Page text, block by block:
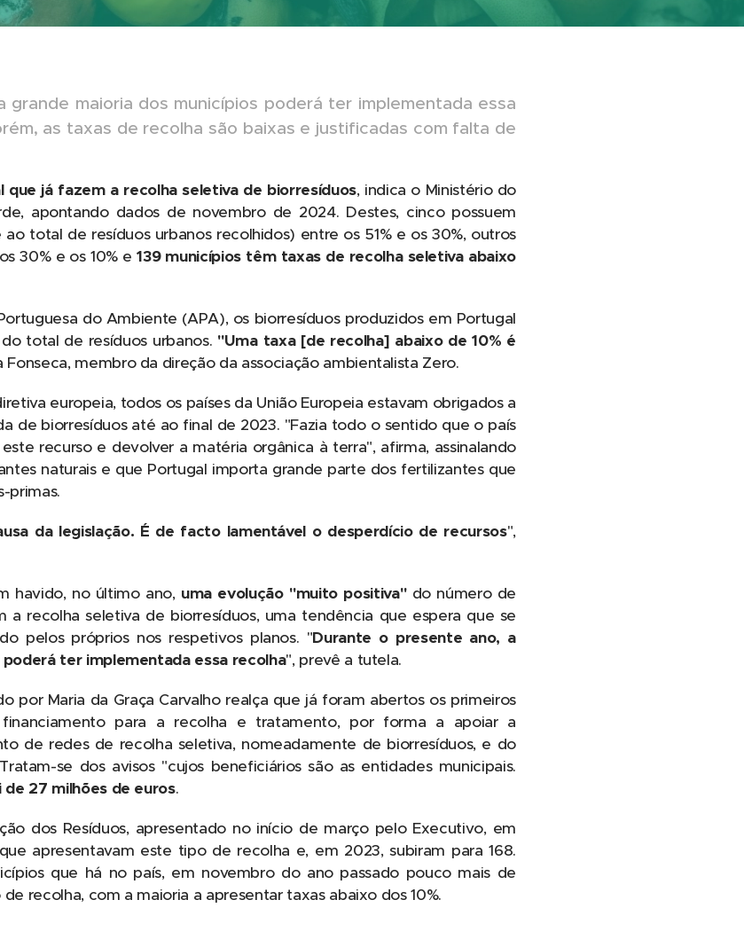
maioria dos municípios poderá ter implementada essa
as taxas de recolha são baixas e justificadas com falta de
que já fazem a recolha seletiva de biorresíduos, indica o Ministério do
apontando dados de novembro de 2024. Destes, cinco possuem
total de resíduos urbanos recolhidos) entre os 51% e os 30%, outros
30% e os 10% e139 municípios têm taxas de recolha seletiva abaixo
do Ambiente (APA), os biorresíduos produzidos em Portugal
total de resíduos urbanos. "Uma taxa [de recolha] abaixo de 10% é
Fonseca, membro da direção da associação ambientalista Zero.
europeia, todos os países da União Europeia estavam obrigados a
de biorresíduos até ao final de 2023. "Fazia todo o sentido que o país
recurso e devolver a matéria orgânica à terra", afirma, assinalando
naturais e que Portugal importa grande parte dos fertilizantes que
primas.
da legislação. É de facto lamentável o desperdício de recursos",
havido, no último ano, uma evolução "muito positiva"do número de
a recolha seletiva de biorresíduos, uma tendência que espera que se
pelos próprios nos respetivos planos. "Durante o presente ano, a
ter implementada essa recolha", prevê a tutela.
por Maria da Graça Carvalho realça que já foram abertos os primeiros
financiamento para a recolha e tratamento, por forma a apoiar a
de redes de recolha seletiva, nomeadamente de biorresíduos, e do
se dos avisos "cujos beneficiários são as entidades municipais.
27 milhões de euros.
dos Resíduos, apresentado no início de março pelo Executivo, em
apresentavam este tipo de recolha e, em 2023, subiram para 168.
que há no país, em novembro do ano passado pouco mais de
recolha, com a maioria a apresentar taxas abaixo dos 10%.